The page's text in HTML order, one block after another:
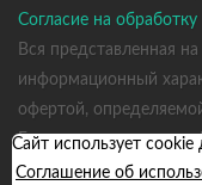
Согласие на
Вся представленная
информационный
офертой,
Гражданского
К. А. ИНН
Сайт использует cookie
Соглашение об